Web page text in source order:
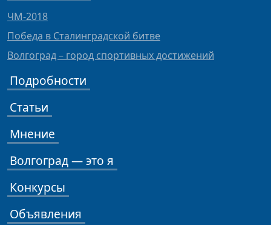
ЧМ-2018
Победа в Сталинградской битве
Волгоград – город спортивных достижений
Подробности
Статьи
Мнение
Волгоград — это я
Конкурсы
Объявления